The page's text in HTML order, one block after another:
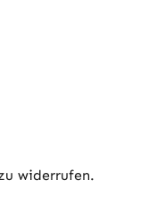
widerrufen.